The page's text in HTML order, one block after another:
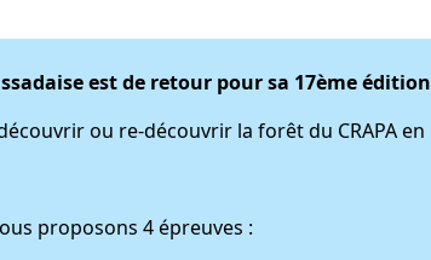
est de retour pour sa 17ème
ou re-découvrir la forêt du CRAPA
proposons 4 épreuves :